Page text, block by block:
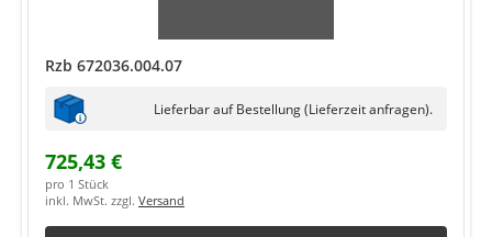
Rzb 672036.004.07
Lieferbar auf Bestellung (Lieferzeit anfragen).
725,43 €
pro 1 Stück
inkl. MwSt. zzgl. Versand